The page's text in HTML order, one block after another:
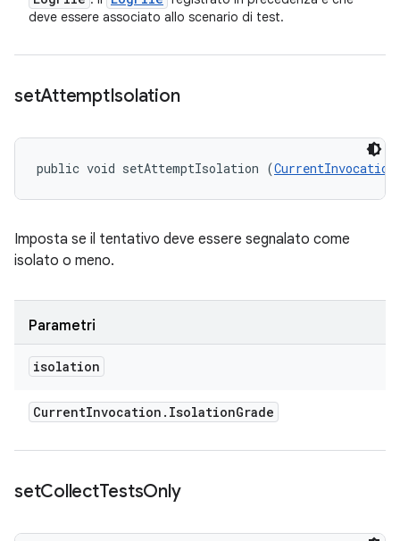
deve essere associato allo scenario di test.
setAttemptIsolation
public void setAttemptIsolation (
Imposta se il tentativo deve essere segnalato come
isolato o meno.
Parametri
isolation
CurrentInvocation . IsolationGrade
setCollectTestsOnly